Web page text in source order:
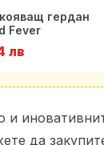
гердан
Fever
лв
и
да